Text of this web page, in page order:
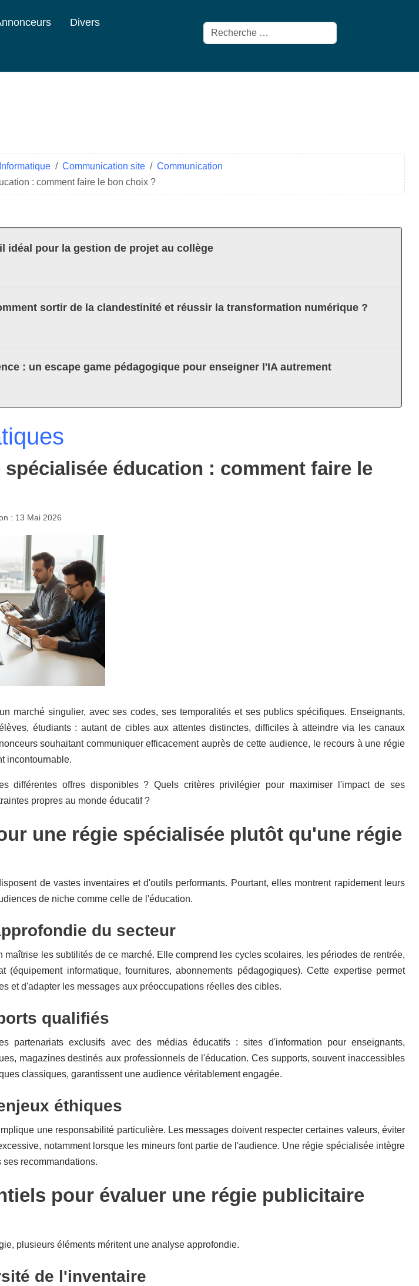
Divers
Rechercher
Informatique Communication site
Communication
: comment faire le bon choix ?
idéal pour la gestion de projet au collège
sortir de la clandestinité et réussir la transformation numérique ?
: un escape game pédagogique pour enseigner l'IA autrement
éducation : comment faire le
: 13 Mai 2026
marché singulier, avec ses codes, ses temporalités et ses publics spécifiques. Enseignants,
étudiants : autant de cibles aux attentes distinctes, difficiles à atteindre via les canaux
souhaitant communiquer efficacement auprès de cette audience, le recours à une régie
incontournable.
différentes offres disponibles ? Quels critères privilégier pour maximiser l'impact de ses
propres au monde éducatif ?
une régie spécialisée plutôt qu'une régie
de vastes inventaires et d'outils performants. Pourtant, elles montrent rapidement leurs
de niche comme celle de l'éducation.
du secteur
les subtilités de ce marché. Elle comprend les cycles scolaires, les périodes de rentrée,
(équipement informatique, fournitures, abonnements pédagogiques). Cette expertise permet
et d'adapter les messages aux préoccupations réelles des cibles.
qualifiés
partenariats exclusifs avec des médias éducatifs : sites d'information pour enseignants,
magazines destinés aux professionnels de l'éducation. Ces supports, souvent inaccessibles
classiques, garantissent une audience véritablement engagée.
éthiques
une responsabilité particulière. Les messages doivent respecter certaines valeurs, éviter
notamment lorsque les mineurs font partie de l'audience. Une régie spécialisée intègre
recommandations.
pour évaluer une régie publicitaire
plusieurs éléments méritent une analyse approfondie.
de l'inventaire